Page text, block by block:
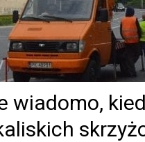
wiadomo,